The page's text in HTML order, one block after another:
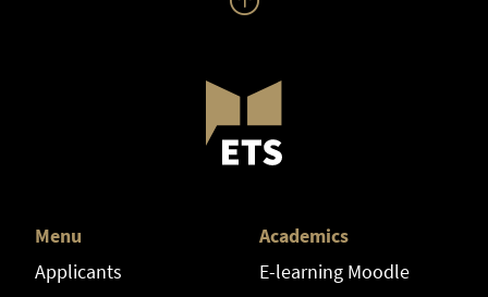
Menu
Applicants
Academics
E-learning Moodle